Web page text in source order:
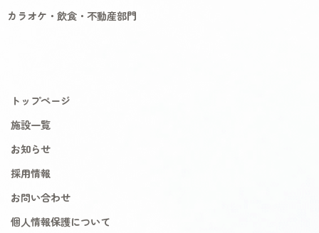
カラオケ・飲食・不動産部門
トップページ
施設一覧
お知らせ
採用情報
お問い合わせ
個人情報保護について